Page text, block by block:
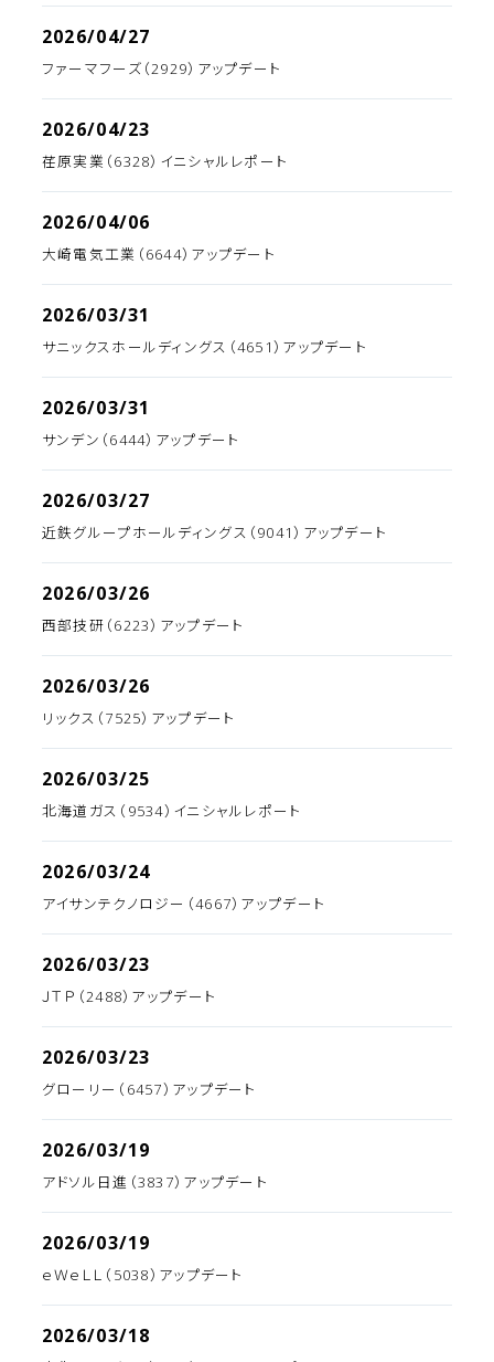
2026/04/27
ファーマフーズ（2929）アップデート
2026/04/23
荏原実業（6328）イニシャルレポート
2026/04/06
大崎電気工業（6644）アップデート
2026/03/31
サニックスホールディングス（4651）アップデート
2026/03/31
サンデン（6444）アップデート
2026/03/27
近鉄グループホールディングス（9041）アップデート
2026/03/26
西部技研（6223）アップデート
2026/03/26
リックス（7525）アップデート
2026/03/25
北海道ガス（9534）イニシャルレポート
2026/03/24
アイサンテクノロジー（4667）アップデート
2026/03/23
ＪＴＰ（2488）アップデート
2026/03/23
グローリー（6457）アップデート
2026/03/19
アドソル日進（3837）アップデート
2026/03/19
ｅＷｅＬＬ（5038）アップデート
2026/03/18